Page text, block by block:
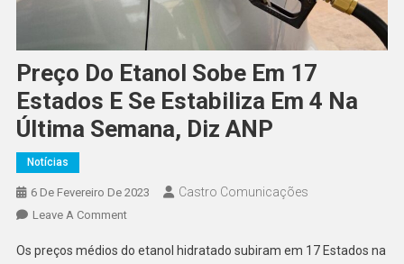
Preço Do Etanol Sobe Em 17
Estados E Se Estabiliza Em 4 Na
Última Semana, Diz ANP
Notícias
6 De Fevereiro De 2023 Castro Comunicações
Leave A Comment
Os preços médios do etanol hidratado subiram em 17 Estados na